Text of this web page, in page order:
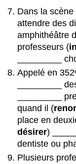
Dans la
attendre des
amphithéâtre
professeurs (
_________
Appelé en
_________
_________
quand il (
place en
désirer)
dentiste ou
Plusieurs